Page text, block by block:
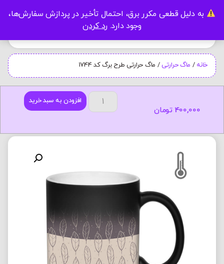
به دلیل قطعی مکرر برق، احتمال تأخیر در پردازش سفارش‌ها،
وجود دارد. رد کردن
خانه / ماگ حرارتی/ ماگ حرارتی طرح برگ کد 1744
افزودن به سبد خرید
400,000 تومان